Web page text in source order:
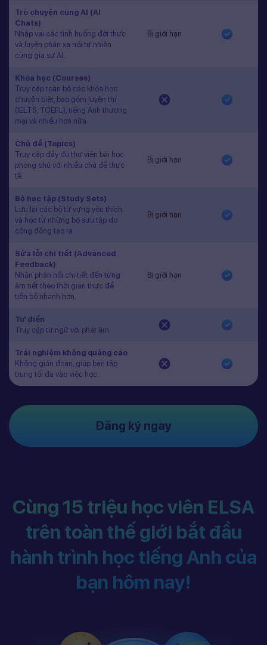
Trò chuyện cùng AI (AI
Chats)
Nhập vai các tình huống đời thực
và luyện phản xạ nói tự nhiên
cùng gia sư AI.
Bị giới hạn
Khóa học (Courses)
Truy cập toàn bộ các khóa học
chuyên biệt, bao gồm luyện thi
(IELTS, TOEFL), tiếng Anh thương
mại và nhiều hơn nữa.
Chủ đề (Topics)
Truy cập đầy đủ thư viện bài học
phong phú với nhiều chủ đề thực
tế.
Bị giới hạn
Bộ học tập (Study Sets)
Lưu lại các bộ từ vựng yêu thích
và học từ những bộ sưu tập do
cộng đồng tạo ra.
Bị giới hạn
Sửa lỗi chi tiết (Advanced
Feedback)
Nhận phản hồi chi tiết đến từng
âm tiết theo thời gian thực để
tiến bộ nhanh hơn.
Bị giới hạn
Từ điển
Truy cập từ ngữ với phát âm
Trải nghiệm không quảng cáo
Không gián đoạn, giúp bạn tập
trung tối đa vào việc học.
Đăng ký ngay
Cùng 15 triệu học viên ELSA
trên toàn thế giới bắt đầu
hành trình học tiếng Anh của
bạn hôm nay!